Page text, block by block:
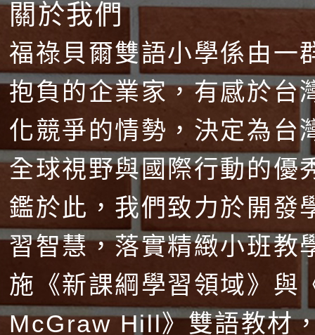
關於我們
福祿貝爾雙語小學係由一
抱負的企業家，有感於台
化競爭的情勢，決定為台
全球視野與國際行動的優
鑑於此，我們致力於開發
習智慧，落實精緻小班教
施《新課綱學習領域》與
McGraw Hill》雙語教材